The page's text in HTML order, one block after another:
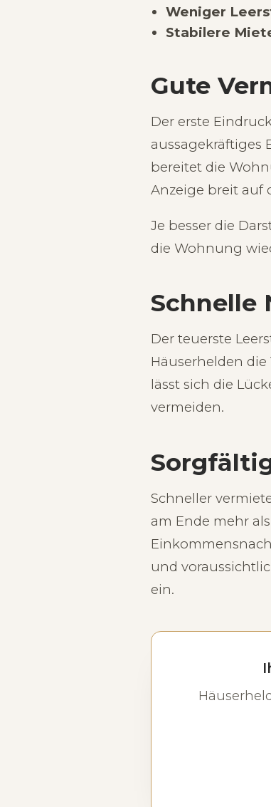
Weniger
Stabilere
Gute
Der erste
aussagekräftiges
bereitet die
Anzeige breit auf
Je besser die
die Wohnung
Schnelle
Der teuerste
Häuserhelden
lässt sich die
vermeiden.
Schneller
am Ende mehr
und
ein.